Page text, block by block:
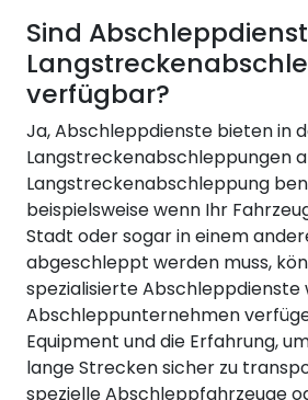
Sind
verfügbar?
Ja, Abschleppdienste bieten in
Langstreckenabschleppungen
Langstreckenabschleppung
beispielsweise wenn Ihr
Stadt oder sogar in einem
abgeschleppt werden muss,
spezialisierte Abschleppdienste
Abschleppunternehmen
Equipment und die Erfahrung,
lange Strecken sicher zu
spezielle Abschleppfahrzeuge